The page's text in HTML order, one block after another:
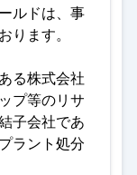
ルドは、事
ります。
る株式会社
プ等のリサ
子会社であ
ラント処分